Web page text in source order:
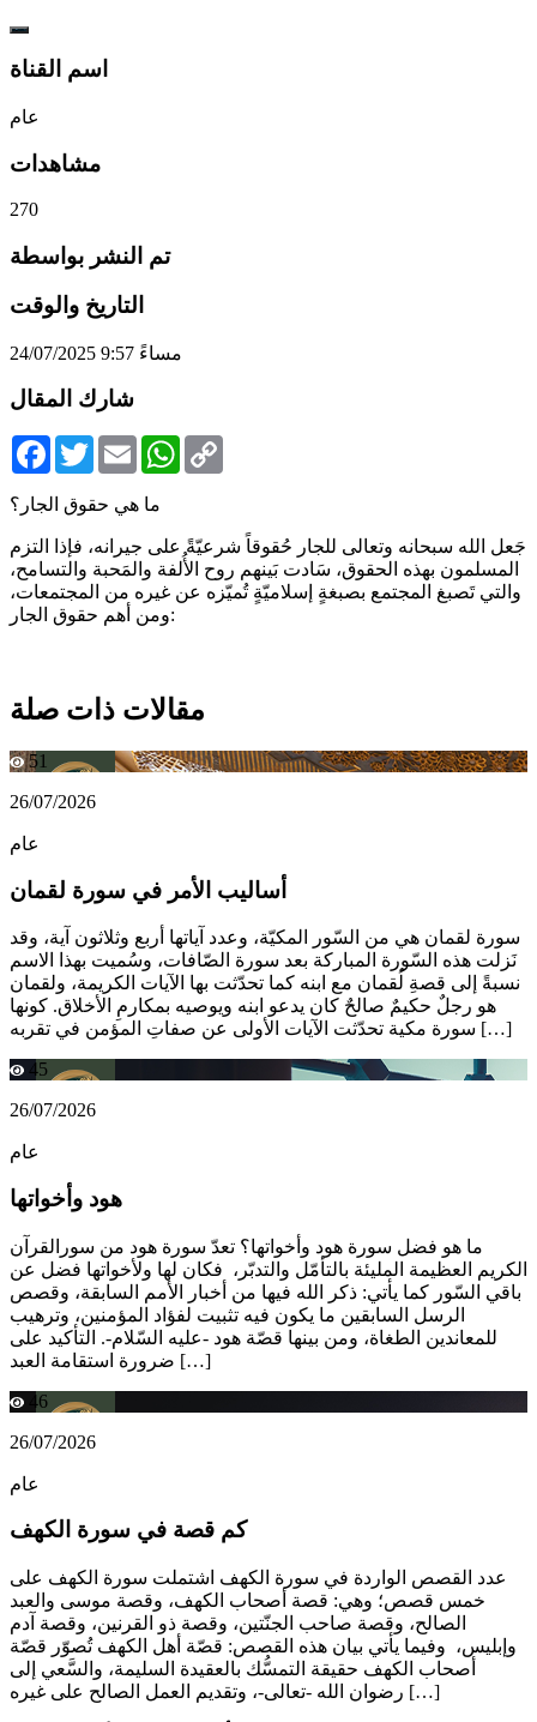
اسم القناة
عام
مشاهدات
270
تم النشر بواسطة
التاريخ والوقت
24/07/2025 9:57 مساءً
شارك المقال
Facebook
TwitterEmail WhatsApp
ما هي حقوق الجار؟
جَعل الله سبحانه وتعالى للجار حُقوقاً شرعيّةً على جيرانه، فإذا التزم
المسلمون بهذه الحقوق، سَادت بَينهم روح الأُلفة والمَحبة والتسامح،
والتي تَصبغ المجتمع بصبغةٍ إسلاميّةٍ تُميّزه عن غيره من المجتمعات،
ومن أهم حقوق الجار:
مقالات ذات صلة
51
26/07/2026
عام
أساليب الأمر في سورة لقمان
سورة لقمان هي من السّور المكيّة، وعدد آياتها أربع وثلاثون آية، وقد
نَزلت هذه السّورة المباركة بعد سورة الصّافات، وسُميت بهذا الاسم
نسبةً إلى قصةِ لُقمان مع ابنه كما تحدّثت بها الآيات الكريمة، ولقمان
هو رجلٌ حكيمٌ صالحٌ كان يدعو ابنه ويوصيه بمكارمِ الأخلاق. كونها
سورة مكية تحدّثت الآيات الأولى عن صفاتِ المؤمن في تقربه […]
45
26/07/2026
عام
هود وأخواتها
ما هو فضل سورة هود وأخواتها؟ تعدّ سورة هود من سورالقرآن
الكريم العظيمة المليئة بالتأمّل والتدبّر، فكان لها ولأخواتها فضل عن
باقي السّور كما يأتي: ذكر الله فيها من أخبار الأمم السابقة، وقصص
الرسل السابقين ما يكون فيه تثبيت لفؤاد المؤمنين، وترهيب
للمعاندين الطغاة، ومن بينها قصّة هود -عليه السّلام-. التأكيد على
ضرورة استقامة العبد […]
46
26/07/2026
عام
كم قصة في سورة الكهف
عدد القصص الواردة في سورة الكهف اشتملت سورة الكهف على
خمس قصص؛ وهي: قصة أصحاب الكهف، وقصة موسى والعبد
الصالح، وقصة صاحب الجنّتين، وقصة ذو القرنين، وقصة آدم
وإبليس، وفيما يأتي بيان هذه القصص: قصّة أهل الكهف تُصوّر قصّة
أصحاب الكهف حقيقة التمسُّك بالعقيدة السليمة، والسَّعي إلى
رضوان الله -تعالى-، وتقديم العمل الصالح على غيره […]